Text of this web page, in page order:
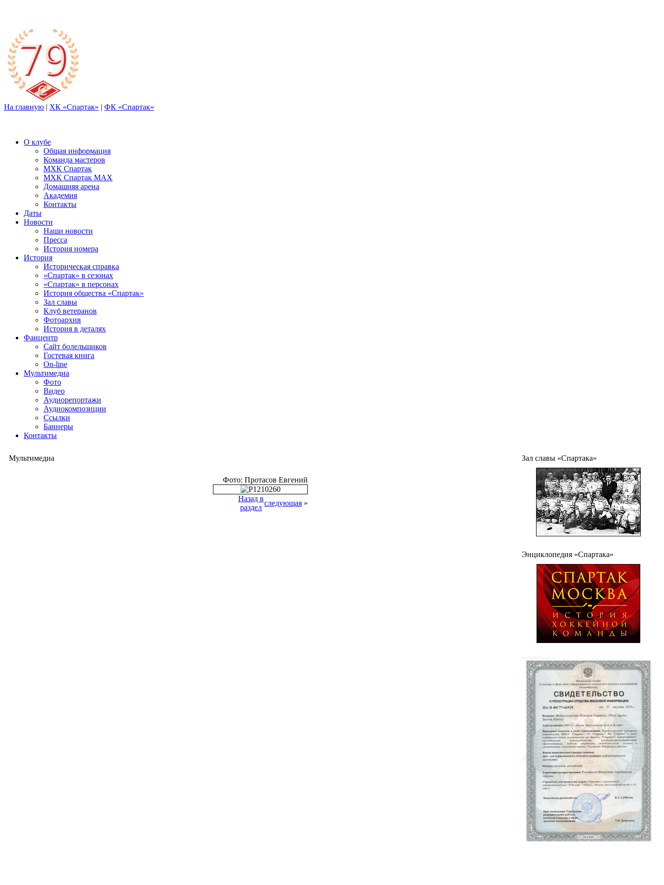
На главную | ХК «Спартак» | ФК «Спартак»
О клубе
Общая информация
Команда мастеров
МХК Спартак
МХК Спартак МАХ
Домашняя арена
Академия
Контакты
Даты
Новости
Наши новости
Пресса
История номера
История
Историческая справка
«Спартак» в сезонах
«Спартак» в персонах
История общества «Спартак»
Зал славы
Клуб ветеранов
Фотоархив
История в деталях
Фанцентр
Сайт болельщиков
Гостевая книга
On-line
Мультимедиа
Фото
Видео
Аудиорепортажи
Аудиокомпозиции
Ссылки
Баннеры
Контакты
Мультимедиа
Фото: Протасов Евгений
Назад в
раздел
следующая »
Зал славы «Спартака»
Энциклопедия «Спартака»